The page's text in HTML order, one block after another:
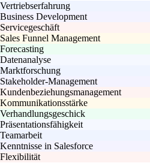
Vertriebserfahrung
Business Development
Servicegeschäft
Sales Funnel Management
Forecasting
Datenanalyse
Marktforschung
Stakeholder-Management
Kundenbeziehungsmanagement
Kommunikationsstärke
Verhandlungsgeschick
Präsentationsfähigkeit
Teamarbeit
Kenntnisse in Salesforce
Flexibilität